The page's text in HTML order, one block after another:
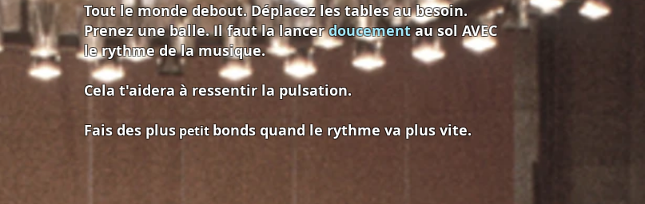
Tout le monde debout. Déplacez les tables au besoin.
Prenez une balle. Il faut la lancerdoucementau sol AVEC
le rythme de la musique.
Cela t'aidera à ressentir la pulsation.
Fais des pluspetitbonds quand le rythme va plus vite.